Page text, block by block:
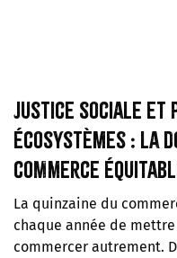
Justice sociale et
écosystèmes : la
commerce
La quinzaine du
chaque année de
commercer autrement.